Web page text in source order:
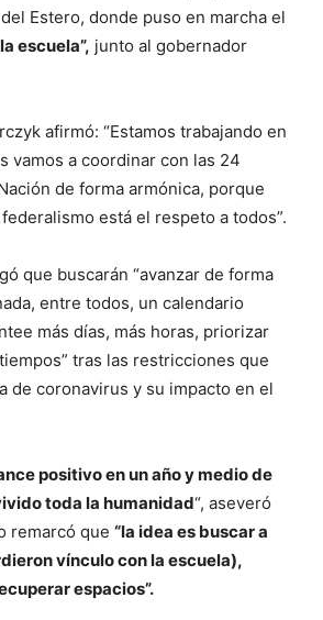
Estero, donde puso en marcha el
escuela”, junto al gobernador
afirmó: “Estamos trabajando en
vamos a coordinar con las 24
de forma armónica, porque
está el respeto a todos”.
que buscarán “avanzar de forma
entre todos, un calendario
más días, más horas, priorizar
tras las restricciones que
de coronavirus y su impacto en el
positivo en un año y medio de
toda la humanidad“, aseveró
remarcó que “la idea es buscar a
vínculo con la escuela),
espacios”.